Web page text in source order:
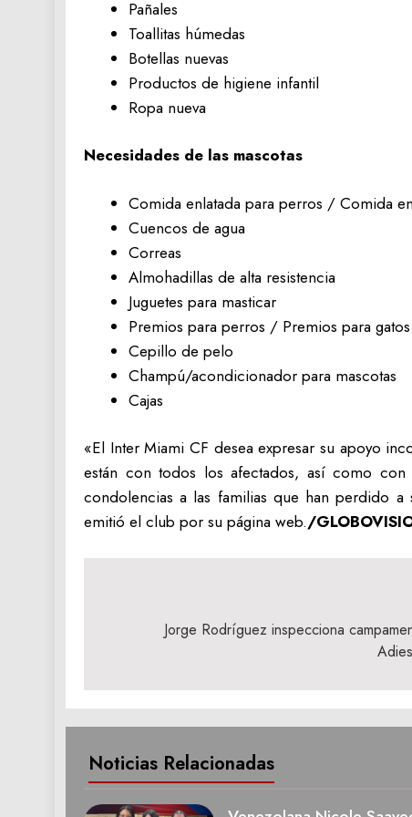
Pañales
Toallitas húmedas
Botellas nuevas
Productos de higiene infantil
Ropa nueva
Necesidades de las mascotas
Comida enlatada para perros / Comida
Cuencos de agua
Correas
Almohadillas de alta resistencia
Juguetes para masticar
Premios para perros / Premios para gatos
Cepillo de pelo
Champú/acondicionador para mascotas
Cajas
«El Inter Miami CF desea expresar su apoyo
están con todos los afectados, así como
condolencias a las familias que han perdido a
emitió el club por su página web./
Jorge Rodríguez inspecciona
Noticias Relacionadas